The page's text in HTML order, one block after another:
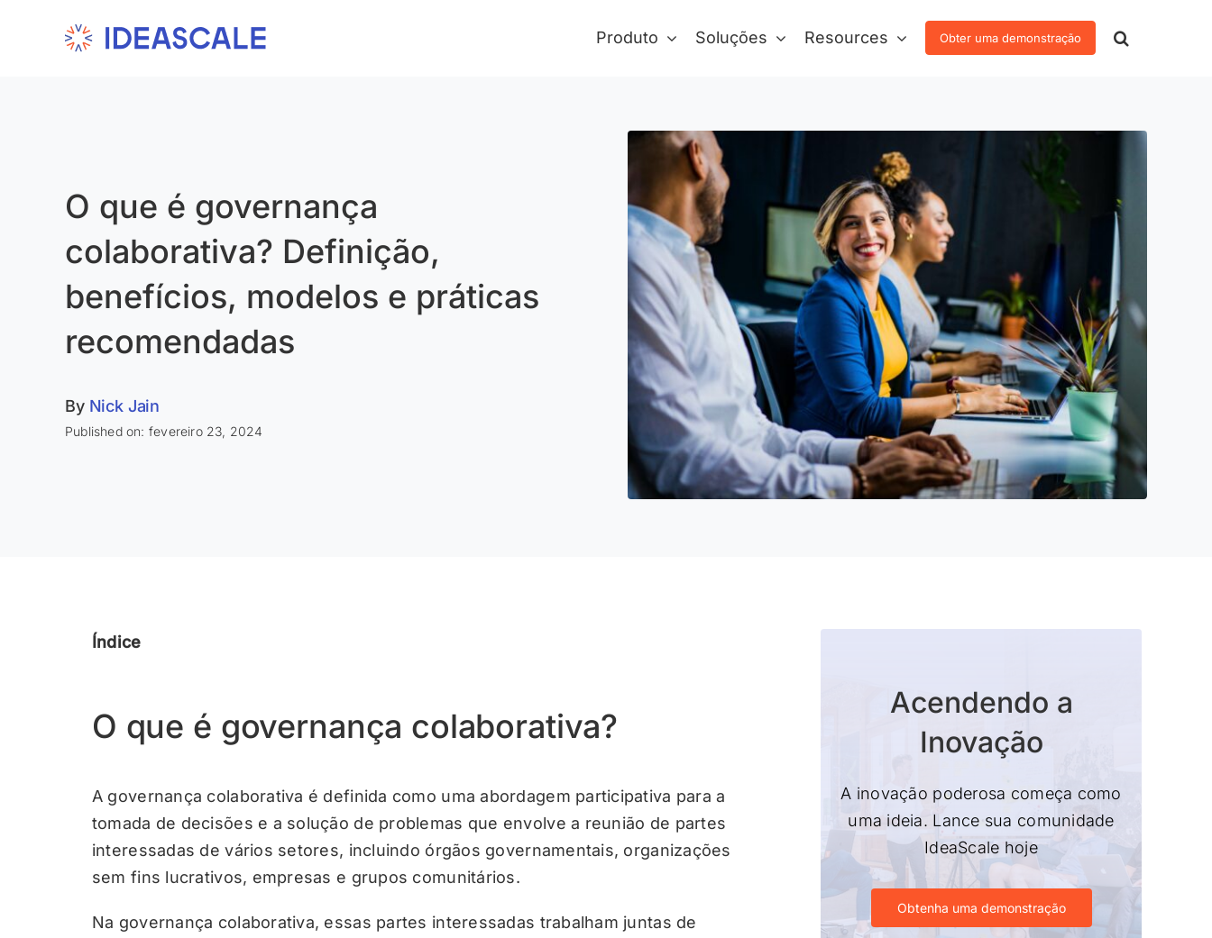
Produto Soluções Resources Obter uma demonstração
O que é governança
colaborativa? Definição,
benefícios, modelos e práticas
recomendadas
By Nick Jain
Published on: fevereiro 23, 2024
Índice
O que é governança colaborativa?
A governança colaborativa é definida como uma abordagem participativa para a
tomada de decisões e a solução de problemas que envolve a reunião de partes
interessadas de vários setores, incluindo órgãos governamentais, organizações
sem fins lucrativos, empresas e grupos comunitários.
Na governança colaborativa, essas partes interessadas trabalham juntas de
Acendendo a
Inovação
A inovação poderosa começa como
uma ideia. Lance sua comunidade
IdeaScale hoje
Obtenha uma demonstração